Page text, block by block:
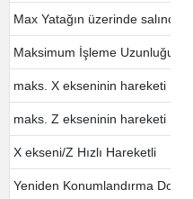
Max Yatağın üzerinde salıncak
Maksimum İşleme Uzunluğu
maks. X ekseninin hareketi
maks. Z ekseninin hareketi
X ekseni/Z Hızlı Hareketli
Yeniden Konumlandırma